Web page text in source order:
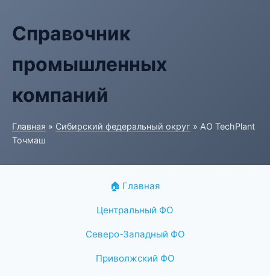
Справочник
промышленных
компаний
Главная » Сибирский федеральный округ » АО TechPlant
Точмаш
🏠 Главная
Центральный ФО
Северо-Западный ФО
Приволжский ФО